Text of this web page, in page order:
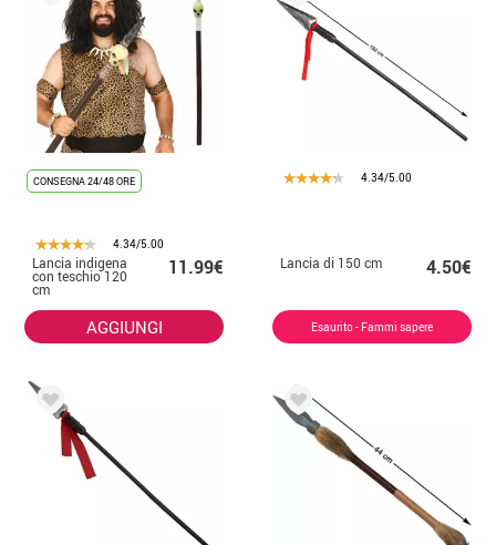
CONSEGNA 24/48 ORE
4.34/5.00
Lancia indigena
con teschio 120
cm
11.99€
AGGIUNGI
4.34/5.00
Lancia di 150 cm 4.50€
Esaurito - Fammi sapere